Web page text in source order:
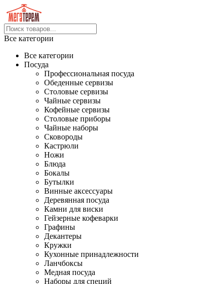
Все категории
Все категории
Посуда
Профессиональная посуда
Обеденные сервизы
Столовые сервизы
Чайные сервизы
Кофейные сервизы
Столовые приборы
Чайные наборы
Сковороды
Кастрюли
Ножи
Блюда
Бокалы
Бутылки
Винные аксессуары
Деревянная посуда
Камни для виски
Гейзерные кофеварки
Графины
Декантеры
Кружки
Кухонные принадлежности
Ланчбоксы
Медная посуда
Наборы для специй